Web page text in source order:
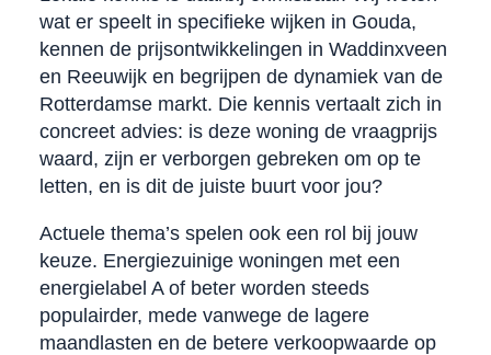
wat er speelt in specifieke wijken in Gouda,
kennen de prijsontwikkelingen in Waddinxveen
en Reeuwijk en begrijpen de dynamiek van de
Rotterdamse markt. Die kennis vertaalt zich in
concreet advies: is deze woning de vraagprijs
waard, zijn er verborgen gebreken om op te
letten, en is dit de juiste buurt voor jou?
Actuele thema’s spelen ook een rol bij jouw
keuze. Energiezuinige woningen met een
energielabel A of beter worden steeds
populairder, mede vanwege de lagere
maandlasten en de betere verkoopwaarde op